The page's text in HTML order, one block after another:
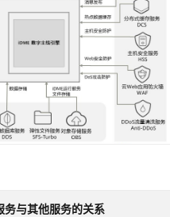
务与其他服务的关系